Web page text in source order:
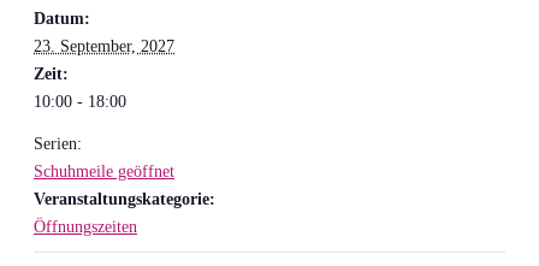
Datum:
23. September, 2027
Zeit:
10:00 - 18:00
Serien:
Schuhmeile geöffnet
Veranstaltungskategorie:
Öffnungszeiten